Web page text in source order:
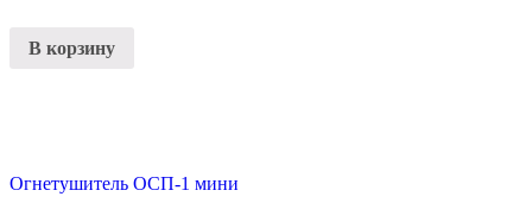
В корзину
Огнетушитель ОСП-1 мини